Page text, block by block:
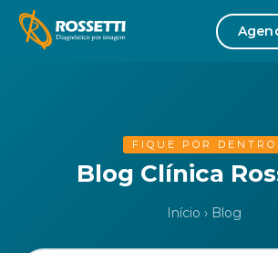
Corpo Clínico
FIQUE POR DENTRO
Blog Clínica
Início › Blog